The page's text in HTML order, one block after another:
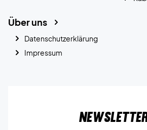
Über uns
Datenschutzerklärung
Impressum